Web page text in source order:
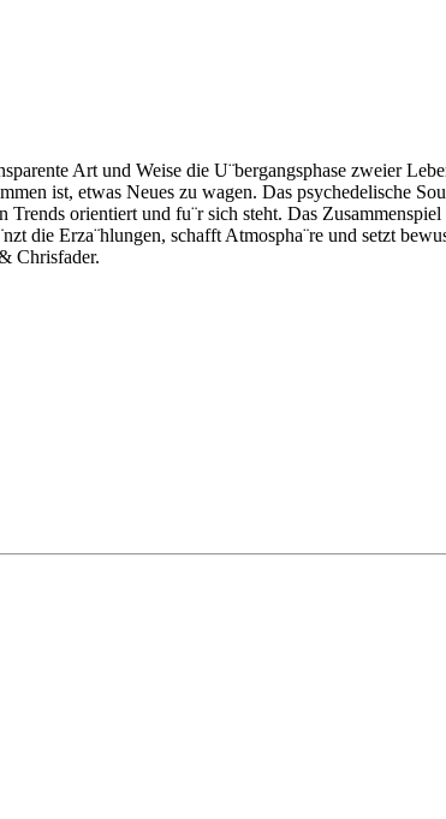
Art und Weise die U¨bergangsphase zweier
ist, etwas Neues zu wagen. Das psychedelische
orientiert und fu¨r sich steht. Das
die Erza¨hlungen, schafft Atmospha¨re und setzt
Chrisfader.